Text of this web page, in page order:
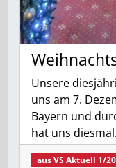
Unsere
uns am 7.
Bayern und
hat uns
ausVS Aktuell 1/